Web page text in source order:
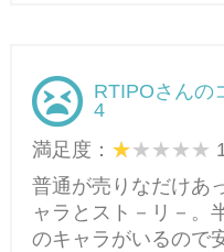
RTIPOさんの
4
満足度：
普通が売りなだけあ
ャラとスト－リ－。
のキャラがいるので